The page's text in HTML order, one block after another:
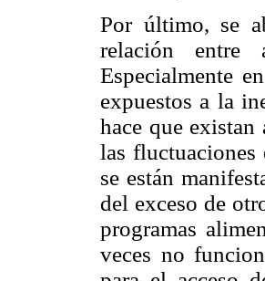
Por último, se
relación entre
Especialmente
expuestos a la
hace que existan
las
se están
del exceso de
programas
veces no